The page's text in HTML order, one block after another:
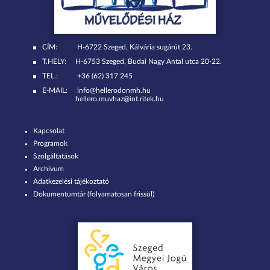
CÍM:
H-6722 Szeged, Kálvária sugárút 23.
T.HELY:
H-6753 Szeged, Budai Nagy Antal utca 20-22.
TEL.:
+36 (62) 317 245
E-MAIL:
info@hellerodonmh.hu
hellero.muvhaz@int.ritek.hu
Kapcsolat
Programok
Szolgáltatások
Archívum
Adatkezelési tájékoztató
Dokumentumtár (folyamatosan frissül)